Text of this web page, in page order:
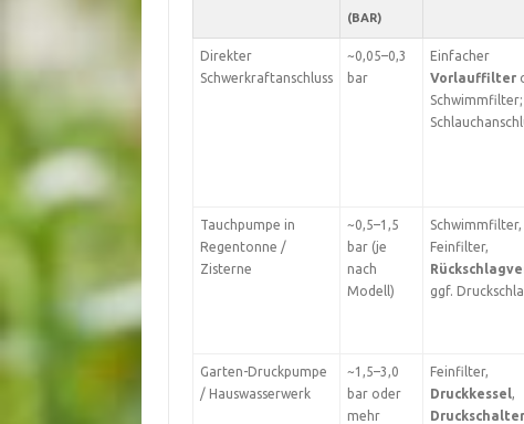
(BAR)
Direkter
Schwerkraftanschluss
~0,05–0,3
bar
Einfacher
Vorlauffilter
Schwimmfilter;
Tauchpumpe in
Regentonne /
Zisterne
~0,5–1,5
bar (je
nach
Modell)
Schwimmfilter,
Feinfilter,
ggf.
Garten-Druckpumpe
/ Hauswasserwerk
~1,5–3,0
bar oder
mehr
Feinfilter,
Druckkessel,
Druckschalter